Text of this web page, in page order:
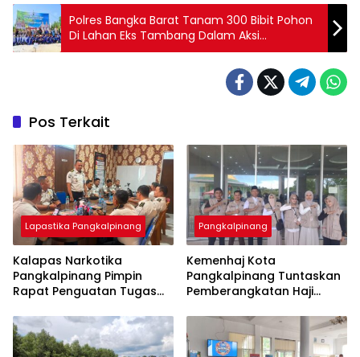
Polres Bangka Barat Tanam 300 Bibit Pohon
Di Lahan Eks Tambang Dalam Aksi
“Ketahanan Bumi Serumpun Sebalai”
Pos Terkait
Lapastika Pangkalpinang
Kalapas Narkotika
Pangkalpinang Pimpin
Rapat Penguatan Tugas
Dukungan 15 Program Aksi
Kementerian
Pangkalpinang
Kemenhaj Kota
Pangkalpinang Tuntaskan
Pemberangkatan Haji
Gabung Jemaah
Palembang